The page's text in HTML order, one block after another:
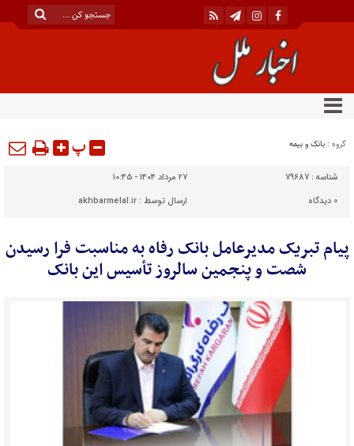
گروه : بانک و بیمه پ
شناسه : 79687
۲۷ مرداد ۱۴۰۴ - ۱۰:۴۵
0 دیدگاه ارسال توسط :akhbarmelal.ir
پیام تبریک مدیرعامل بانک رفاه به مناسبت فرا رسیدن
شصت و پنجمین سالروز تأسیس این بانک